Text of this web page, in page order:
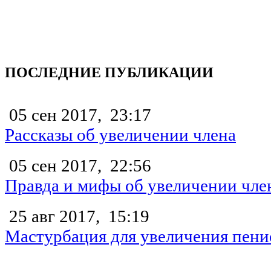
ПОСЛЕДНИЕ ПУБЛИКАЦИИ
05 сен 2017, 23:17
Рассказы об увеличении члена
05 сен 2017, 22:56
Правда и мифы об увеличении
25 авг 2017, 15:19
Мастурбация для увеличения